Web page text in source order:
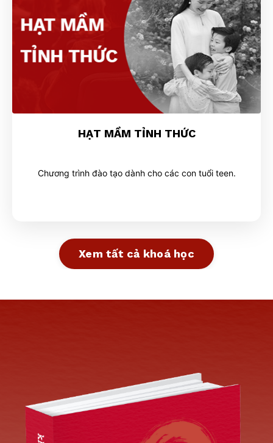
HẠT MẦM TỈNH THỨC
Chương trình đào tạo dành cho các con tuổi teen.
Xem tất cả khoá học